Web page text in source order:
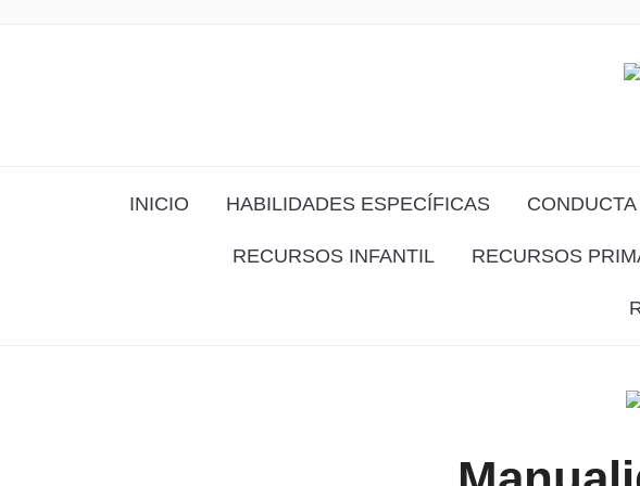
INICIO HABILIDADES ESPECÍFICAS
RECURSOS INFANTIL RECURSOS